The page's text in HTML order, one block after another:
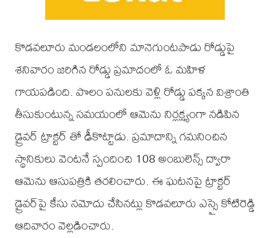
కొడవలూరు మండలంలోని మానెగుంటపాడు రోడ్డుపై
శనివారం జరిగిన రోడ్డు ప్రమాదంలో ఓ మహిళ
గాయపడింది. పొలం పనులకు వెళ్లి రోడ్డు పక్కన విశ్రాంతి
తీసుకుంటున్న సమయంలో ఆమెను నిర్లక్ష్యంగా నడిపిన
డ్రైవర్ ట్రాక్టర్ తో ఢీకొట్టాడు. ప్రమాదాన్ని గమనించిన
స్థానికులు వెంటనే స్పందించి 108 అంబులెన్స్ ద్వారా
ఆమెను ఆసుపత్రికి తరలించారు. ఈ ఘటనపై ట్రాక్టర్
డ్రైవర్‌పై కేసు నమోదు చేసినట్లు కొడవలూరు ఎస్సై కోటిరెడ్డి
ఆదివారం వెల్లడించారు.